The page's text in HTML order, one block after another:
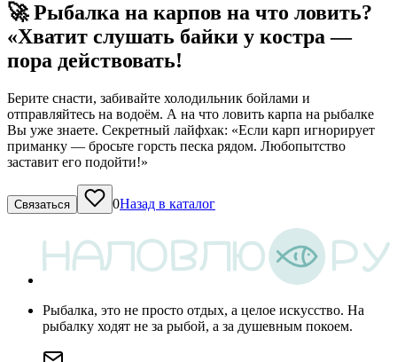
🚀 Рыбалка на карпов на что ловить?
«Хватит слушать байки у костра —
пора действовать!
Берите снасти, забивайте холодильник бойлами и
отправляйтесь на водоём. А на что ловить карпа на рыбалке
Вы уже знаете. Секретный лайфхак: «Если карп игнорирует
приманку — бросьте горсть песка рядом. Любопытство
заставит его подойти!»
Связаться 0Назад в каталог
Рыбалка, это не просто отдых, а целое искусство. На
рыбалку ходят не за рыбой, а за душевным покоем.